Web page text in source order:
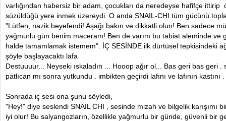
varlığından habersiz bir adam, çocukları da neredeyse hafifçe ittirip
süzüldüğü yere inmek üzereydi. O anda SNAIL-CHI tüm gücünü
"Lütfen, nazik beyefendi! Aşağı bakın ve dikkatli olun! Ben sadece
yağmurlu gün benim maceram! Ben de varım bu tabiat aleminde ve
halde tamamlamak istemem". İÇ SESİNDE ilk dürtüsel tepkisindeki
şöyle başlayacaktı lafa
Destuuuur... Neyseki ıskaladın ... Hooop ağır ol... Bas geri bas geri .
patlıcan mı sonra yutkundu . imbikten geçirdi lafını ve lafının kastını .
Sonrada iç sesi ona şunu söyledi,
"Hey!" diye seslendi SNAIL CHI , sesinde mizah ve bilgelik karışımı
iyi olur! Bu salyangozların, özellikle yağmurlu bir günde, güvenli bir